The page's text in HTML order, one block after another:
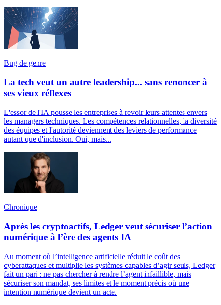
Bug de genre
La tech veut un autre leadership... sans renoncer à
ses vieux réflexes
L'essor de l'IA pousse les entreprises à revoir leurs attentes envers
les managers techniques. Les compétences relationnelles, la diversité
des équipes et l'autorité deviennent des leviers de performance
autant que d'inclusion. Oui, mais...
Chronique
Après les cryptoactifs, Ledger veut sécuriser l’action
numérique à l’ère des agents IA
Au moment où l’intelligence artificielle réduit le coût des
cyberattaques et multiplie les systèmes capables d’agir seuls, Ledger
fait un pari : ne pas chercher à rendre l’agent infaillible, mais
sécuriser son mandat, ses limites et le moment précis où une
intention numérique devient un acte.